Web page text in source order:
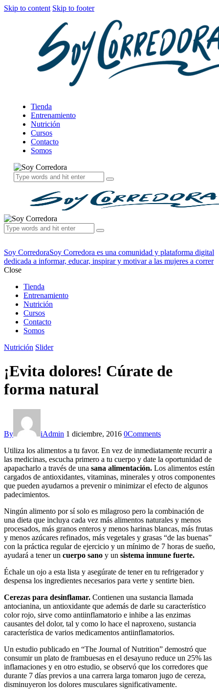
Skip to content Skip to footer
Tienda
Entrenamiento
Nutrición
Cursos
Contacto
Somos
Soy CorredoraSoy Corredora es una comunidad y plataforma digital
dedicada a informar, educar, inspirar y motivar a las mujeres a correr
Close
Tienda
Entrenamiento
Nutrición
Cursos
Contacto
Somos
Nutrición Slider
¡Evita dolores! Cúrate de
forma natural
By iAdmin 1 diciembre, 2016 0Comments
Utiliza los alimentos a tu favor. En vez de inmediatamente recurrir a
las medicinas, escucha primero a tu cuerpo y date la oportunidad de
apapacharlo a través de una sana alimentación. Los alimentos están
cargados de antioxidantes, vitaminas, minerales y otros componentes
que pueden ayudarnos a prevenir o minimizar el efecto de algunos
padecimientos.
Ningún alimento por sí solo es milagroso pero la combinación de
una dieta que incluya cada vez más alimentos naturales y menos
procesados, más granos enteros y menos harinas blancas, más frutas
y menos azúcares refinados, más vegetales y grasas “de las buenas”
con la práctica regular de ejercicio y un mínimo de 7 horas de sueño,
ayudará a tener un cuerpo sano y un sistema inmune fuerte.
Échale un ojo a esta lista y asegúrate de tener en tu refrigerador y
despensa los ingredientes necesarios para verte y sentirte bien.
Cerezas para desinflamar. Contienen una sustancia llamada
antocianina, un antioxidante que además de darle su característico
color rojo, sirve como antiinflamatorio e inhibe a las enzimas
causantes del dolor, tal y como lo hace el naproxeno, sustancia
característica de varios medicamentos antiinflamatorios.
Un estudio publicado en “The Journal of Nutrition” demostró que
consumir un plato de frambuesas en el desayuno reduce un 25% las
inflamaciones y en otro estudio, se observó que los corredores que
durante 7 días previos a una carrera larga tomaron jugo de cereza,
disminuyeron los dolores musculares significativamente.